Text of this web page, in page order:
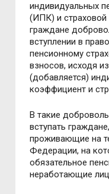
индивидуальных
(ИПК) и
граждане
вступлении в
пенсионному
взносов, исходя
(добавляется)
коэффициент и
В такие
вступать
проживающие на
Федерации, на
обязательное
неработающие